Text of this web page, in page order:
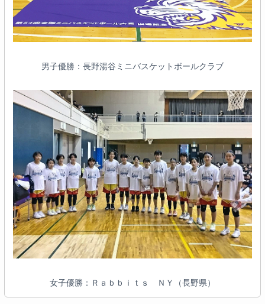
男子優勝：長野湯谷ミニバスケットボールクラブ
女子優勝：Ｒａｂｂｉｔｓ ＮＹ（長野県）